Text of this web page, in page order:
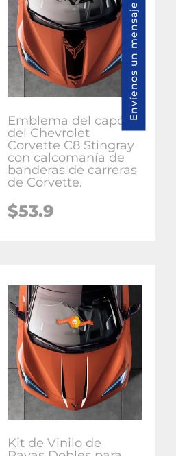
Emblema del capó
del Chevrolet
Corvette C8 Stingray
con calcomanía de
banderas de carreras
de Corvette.
$53.9
Kit de Vinilo de
Envíenos un mensaje